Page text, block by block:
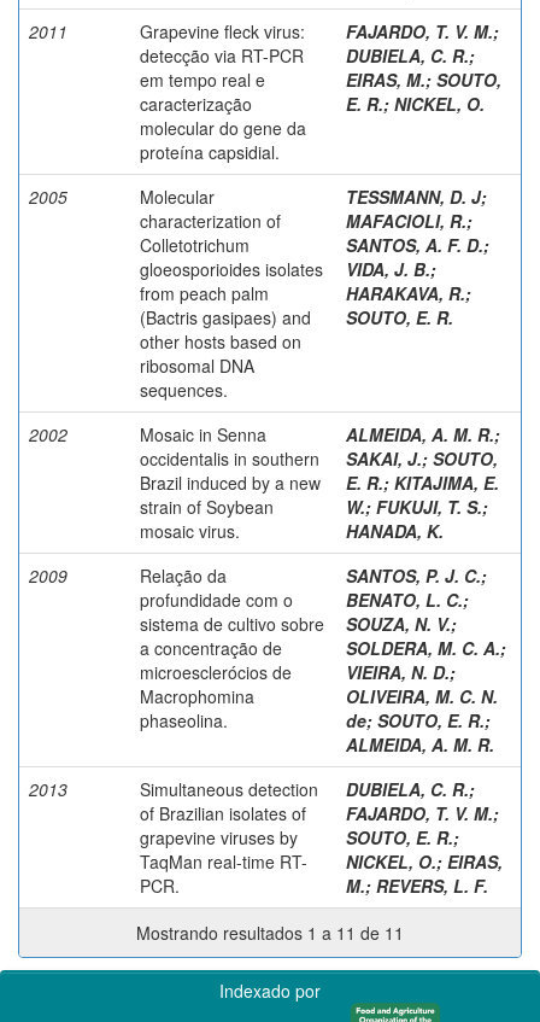
2011
Grapevine fleck virus:
detecção via RT-PCR
em tempo real e
caracterização
molecular do gene da
proteína capsidial.
FAJARDO, T. V. M.;
DUBIELA, C. R.;
EIRAS, M.; SOUTO,
E. R.; NICKEL, O.
2005
Molecular
characterization of
Colletotrichum
gloeosporioides isolates
from peach palm
(Bactris gasipaes) and
other hosts based on
ribosomal DNA
sequences.
TESSMANN, D. J;
MAFACIOLI, R.;
SANTOS, A. F. D.;
VIDA, J. B.;
HARAKAVA, R.;
SOUTO, E. R.
2002
Mosaic in Senna
occidentalis in southern
Brazil induced by a new
strain of Soybean
mosaic virus.
ALMEIDA, A. M. R.;
SAKAI, J.; SOUTO,
E. R.; KITAJIMA, E.
W.; FUKUJI, T. S.;
HANADA, K.
2009
Relação da
profundidade com o
sistema de cultivo sobre
a concentração de
microesclerócios de
Macrophomina
phaseolina.
SANTOS, P. J. C.;
BENATO, L. C.;
SOUZA, N. V.;
SOLDERA, M. C. A.;
VIEIRA, N. D.;
OLIVEIRA, M. C. N.
de; SOUTO, E. R.;
ALMEIDA, A. M. R.
2013
Simultaneous detection
of Brazilian isolates of
grapevine viruses by
TaqMan real-time RT-
PCR.
DUBIELA, C. R.;
FAJARDO, T. V. M.;
SOUTO, E. R.;
NICKEL, O.; EIRAS,
M.; REVERS, L. F.
Mostrando resultados 1 a 11 de 11
Indexado por